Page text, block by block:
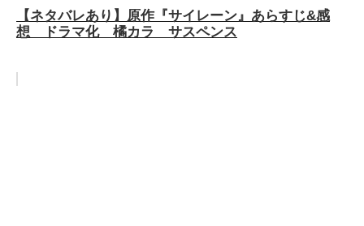
【ネタバレあり】原作『サイレーン』あらすじ&感
想 ドラマ化 橘カラ サスペンス